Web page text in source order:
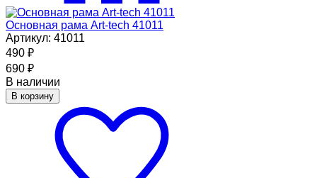
Основная рама Art-tech 41011
Артикул: 41011
490 ₽
690 ₽
В наличии
В корзину